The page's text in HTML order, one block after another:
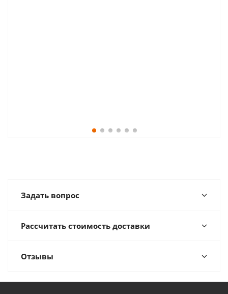
Задать вопрос
Рассчитать стоимость доставки
Отзывы